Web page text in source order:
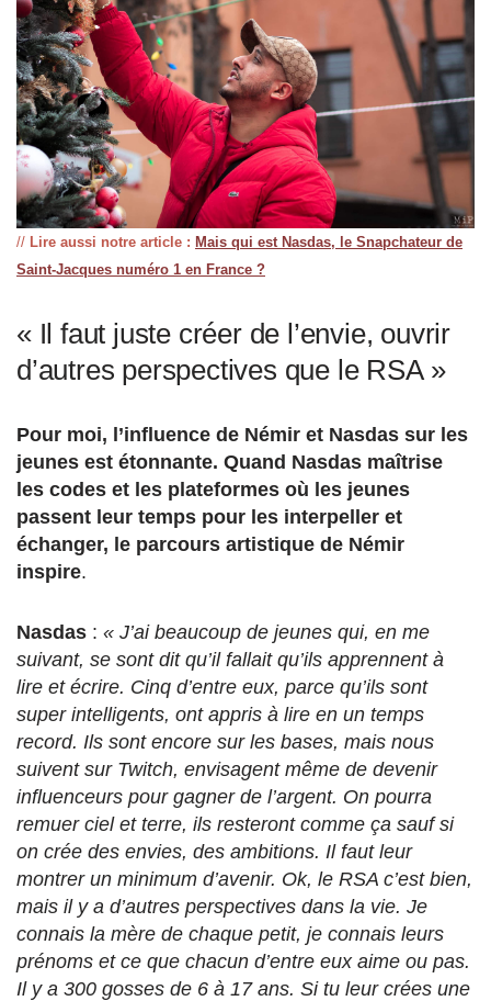
// Lire aussi notre article : Mais qui est Nasdas, le Snapchateur de
Saint-Jacques numéro 1 en France ?
« Il faut juste créer de l’envie, ouvrir
d’autres perspectives que le RSA »
Pour moi, l’influence de Némir et Nasdas sur les
jeunes est étonnante. Quand Nasdas maîtrise
les codes et les plateformes où les jeunes
passent leur temps pour les interpeller et
échanger, le parcours artistique de Némir
inspire.
Nasdas : « J’ai beaucoup de jeunes qui, en me
suivant, se sont dit qu’il fallait qu’ils apprennent à
lire et écrire. Cinq d’entre eux, parce qu’ils sont
super intelligents, ont appris à lire en un temps
record. Ils sont encore sur les bases, mais nous
suivent sur Twitch, envisagent même de devenir
influenceurs pour gagner de l’argent. On pourra
remuer ciel et terre, ils resteront comme ça sauf si
on crée des envies, des ambitions. Il faut leur
montrer un minimum d’avenir. Ok, le RSA c’est bien,
mais il y a d’autres perspectives dans la vie. Je
connais la mère de chaque petit, je connais leurs
prénoms et ce que chacun d’entre eux aime ou pas.
Il y a 300 gosses de 6 à 17 ans. Si tu leur crées une